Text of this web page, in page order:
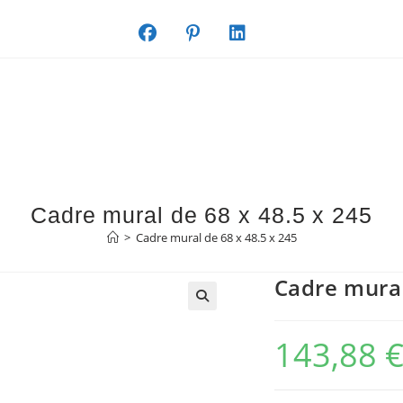
Cadre mural de 68 x 48.5 x 245
> Cadre mural de 68 x 48.5 x 245
Cadre
143,88 €